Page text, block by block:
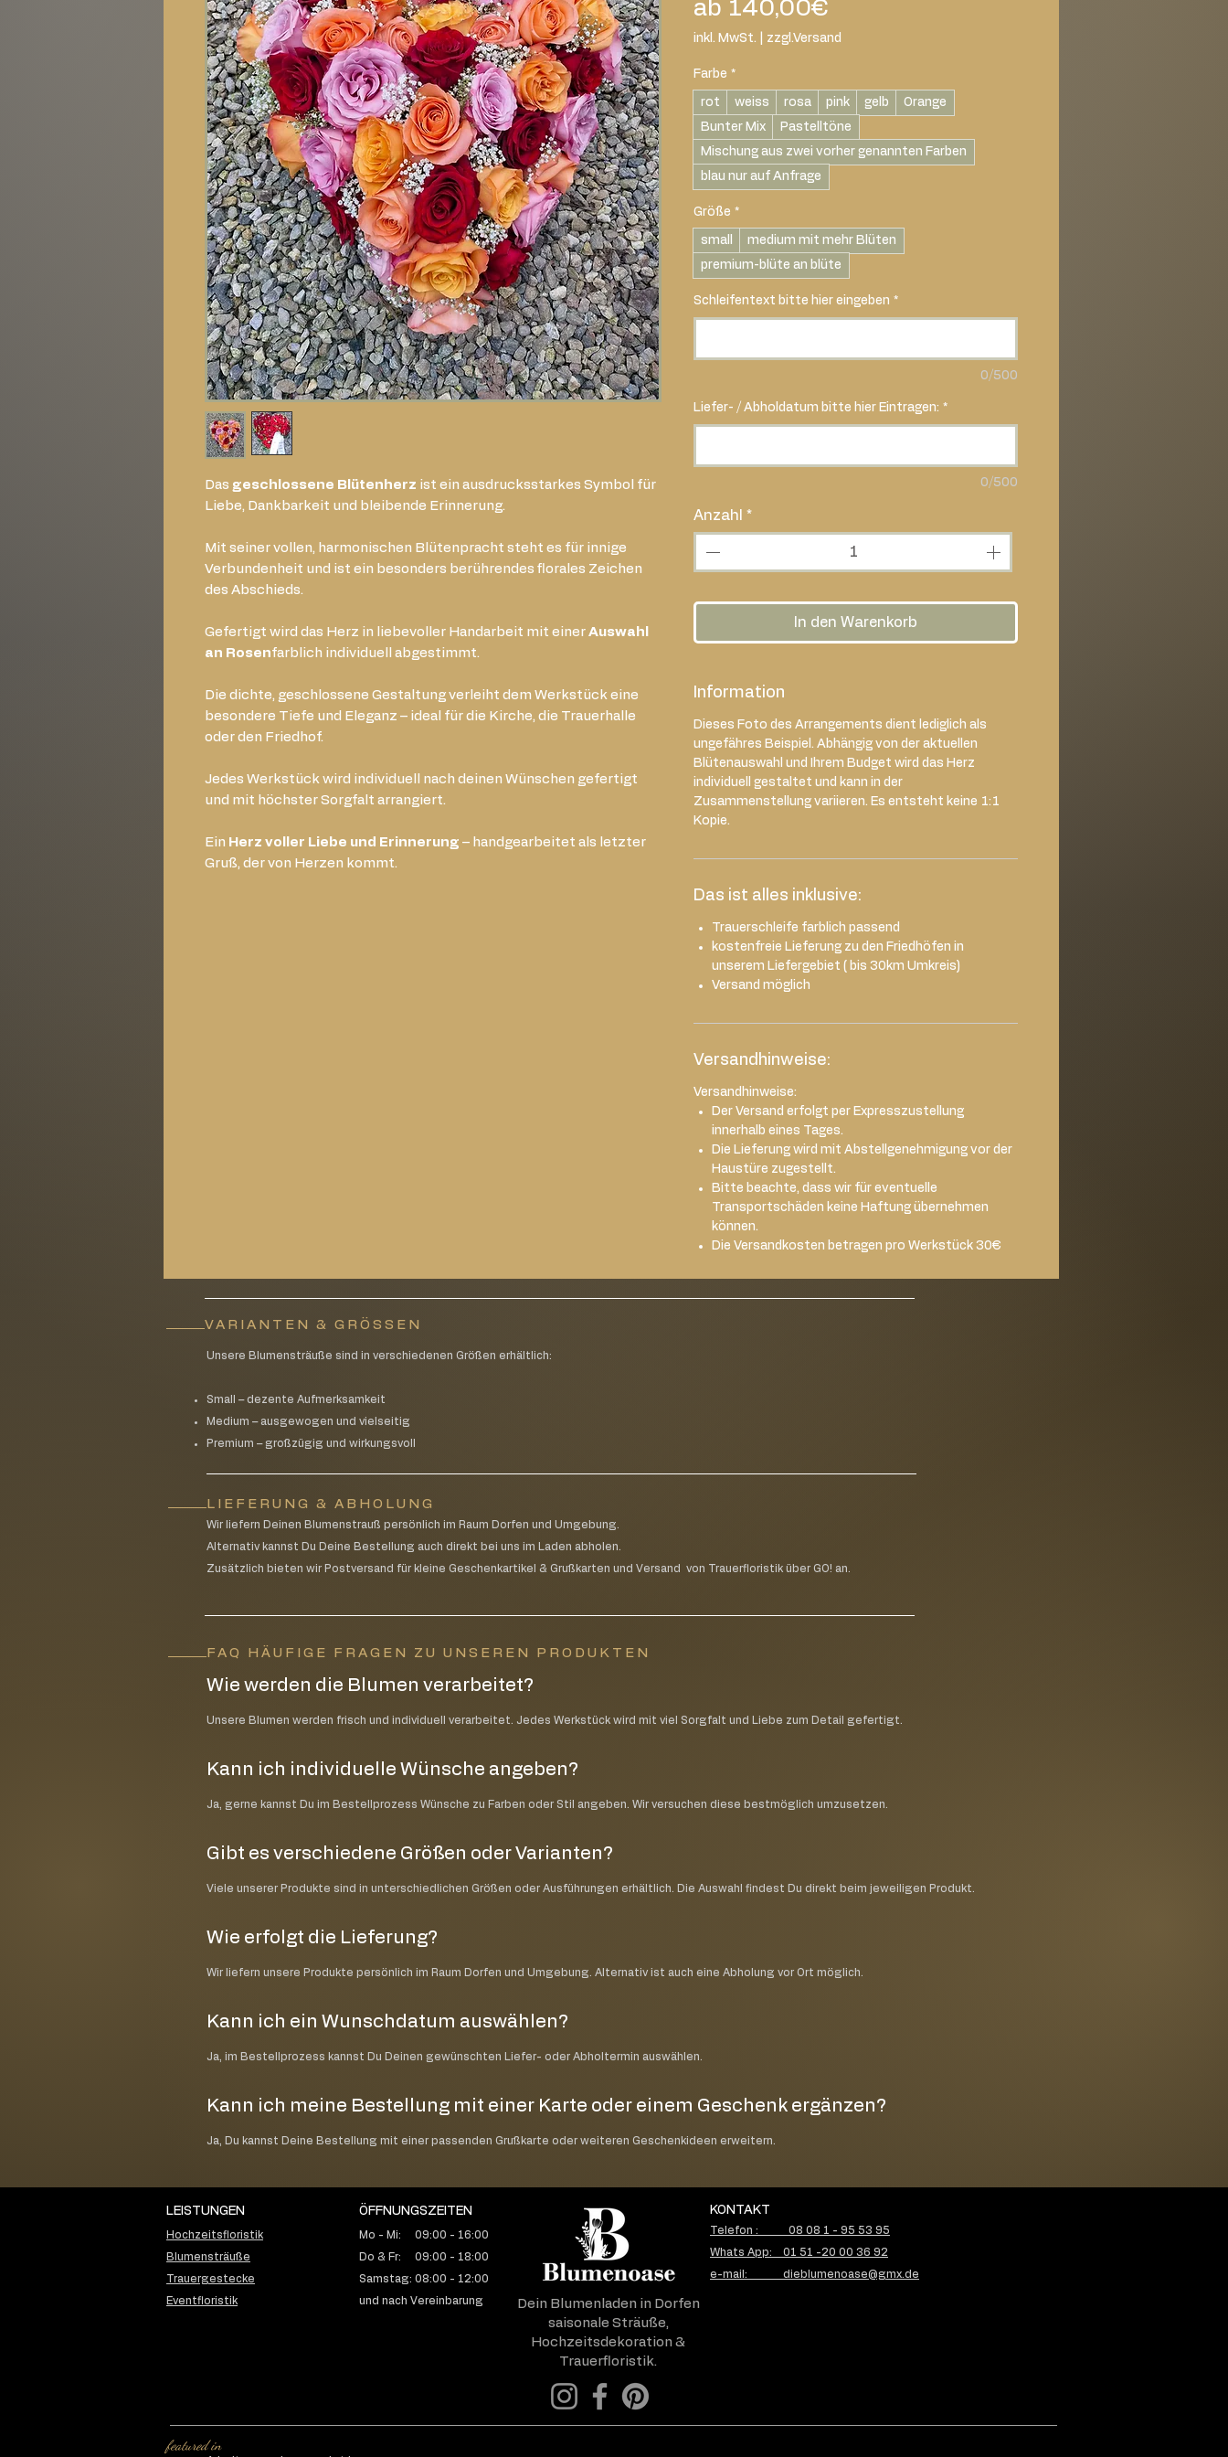
Das geschlossene Blütenherz ist ein ausdrucksstarkes Symbol für
Liebe, Dankbarkeit und bleibende Erinnerung.
Mit seiner vollen, harmonischen Blütenpracht steht es für innige
Verbundenheit und ist ein besonders berührendes florales Zeichen
des Abschieds.
Gefertigt wird das Herz in liebevoller Handarbeit mit einer Auswahl
an Rosenfarblich individuell abgestimmt.
Die dichte, geschlossene Gestaltung verleiht dem Werkstück eine
besondere Tiefe und Eleganz – ideal für die Kirche, die Trauerhalle
oder den Friedhof.
Jedes Werkstück wird individuell nach deinen Wünschen gefertigt
und mit höchster Sorgfalt arrangiert.
Ein Herz voller Liebe und Erinnerung – handgearbeitet als letzter
Gruß, der von Herzen kommt.
ab 140,00€
Preis
inkl. MwSt. zzgl.Versand
Farbe *
rot weiss rosa pink gelb
Orange
Bunter Mix
Pastelltöne
Mischung aus zwei vorher genannten Farben
blau nur auf Anfrage
Größe *
small
medium mit mehr Blüten
premium-blüte an blüte
Schleifentext bitte hier eingeben *
0/500
Liefer- / Abholdatum bitte hier Eintragen: *
0/500
Anzahl *
In den Warenkorb
Information
Dieses Foto des Arrangements dient lediglich als
ungefähres Beispiel. Abhängig von der aktuellen
Blütenauswahl und Ihrem Budget wird das Herz
individuell gestaltet und kann in der
Zusammenstellung variieren. Es entsteht keine 1:1
Kopie.
Das ist alles inklusive:
Trauerschleife farblich passend
kostenfreie Lieferung zu den Friedhöfen in
unserem Liefergebiet ( bis 30km Umkreis)
Versand möglich
Versandhinweise:
Versandhinweise:
Der Versand erfolgt per Expresszustellung
innerhalb eines Tages.
Die Lieferung wird mit Abstellgenehmigung vor der
Haustüre zugestellt.
Bitte beachte, dass wir für eventuelle
Transportschäden keine Haftung übernehmen
können.
Die Versandkosten betragen pro Werkstück 30€
VARIANTEN & GRÖSSEN
Unsere Blumensträuße sind in verschiedenen Größen erhältlich:
Small – dezente Aufmerksamkeit
Medium – ausgewogen und vielseitig
Premium – großzügig und wirkungsvoll
LIEFERUNG & ABHOLUNG
Wir liefern Deinen Blumenstrauß persönlich im Raum Dorfen und Umgebung.
Alternativ kannst Du Deine Bestellung auch direkt bei uns im Laden abholen.
Zusätzlich bieten wir Postversand für kleine Geschenkartikel & Grußkarten und Versand von Trauerfloristik über GO! an.
FAQ HÄUFIGE FRAGEN ZU UNSEREN PRODUKTEN
Wie werden die Blumen verarbeitet?
Unsere Blumen werden frisch und individuell verarbeitet. Jedes Werkstück wird mit viel Sorgfalt und Liebe zum Detail gefertigt.
Kann ich individuelle Wünsche angeben?
Ja, gerne kannst Du im Bestellprozess Wünsche zu Farben oder Stil angeben. Wir versuchen diese bestmöglich umzusetzen.
Gibt es verschiedene Größen oder Varianten?
Viele unserer Produkte sind in unterschiedlichen Größen oder Ausführungen erhältlich. Die Auswahl findest Du direkt beim jeweiligen Produkt.
Wie erfolgt die Lieferung?
Wir liefern unsere Produkte persönlich im Raum Dorfen und Umgebung. Alternativ ist auch eine Abholung vor Ort möglich.
Kann ich ein Wunschdatum auswählen?
Ja, im Bestellprozess kannst Du Deinen gewünschten Liefer- oder Abholtermin auswählen.
Kann ich meine Bestellung mit einer Karte oder einem Geschenk ergänzen?
Ja, Du kannst Deine Bestellung mit einer passenden Grußkarte oder weiteren Geschenkideen erweitern.
LEISTUNGEN
Hochzeitsfloristik
Blumensträuße
Trauergestecke
Eventfloristik
ÖFFNUNGSZEITEN
Mo - Mi: 09:00 - 16:00
Do & Fr: 09:00 - 18:00
Samstag: 08:00 - 12:00
und nach Vereinbarung
Dein Blumenladen in Dorfen
saisonale Sträuße,
Hochzeitsdekoration &
Trauerfloristik.
KONTAKT
Telefon : 08 08 1 - 95 53 95
Whats App: 01 51 -20 00 36 92
e-mail: dieblumenoase@gmx.de
featured in